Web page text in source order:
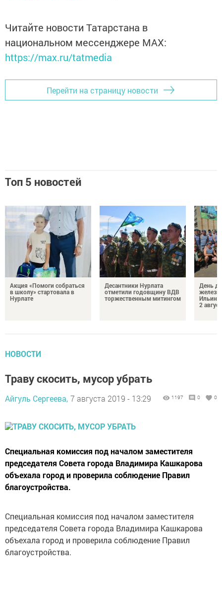
Читайте новости Татарстана в
национальном мессенджере MАХ:
https://max.ru/tatmedia
Перейти на страницу новости
Топ 5 новостей
Акция «Помоги собраться
в школу» стартовала в
Нурлате
Десантники Нурлата
отметили годовщину ВДВ
торжественным митингом
День
Ильин
2
НОВОСТИ
Траву скосить, мусор убрать
Айгуль Сергеева, 7 августа 2019 - 13:29 1197 0 0
Специальная комиссия под началом заместителя
председателя Совета города Владимира Кашкарова
объехала город и проверила соблюдение Правил
благоустройства.
Специальная комиссия под началом заместителя
председателя Совета города Владимира Кашкарова
объехала город и проверила соблюдение Правил
благоустройства.